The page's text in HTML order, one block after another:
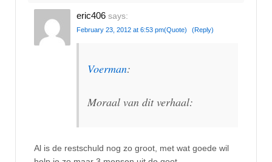
eric406 says:
February 23, 2012 at 6:53 pm(Quote) (Reply)
Voerman:
Moraal van dit verhaal:
Al is de restschuld nog zo groot, met wat goede wil